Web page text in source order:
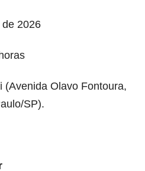
2026
(Avenida Olavo Fontoura,
SP).